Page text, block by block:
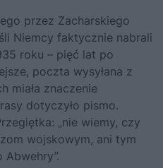
przez Zacharskiego
Niemcy faktycznie nabrali
roku – pięć lat po
poczta wysyłana z
miała znaczenie
dotyczyło pismo.
„nie wiemy, czy
wojskowym, ani tym